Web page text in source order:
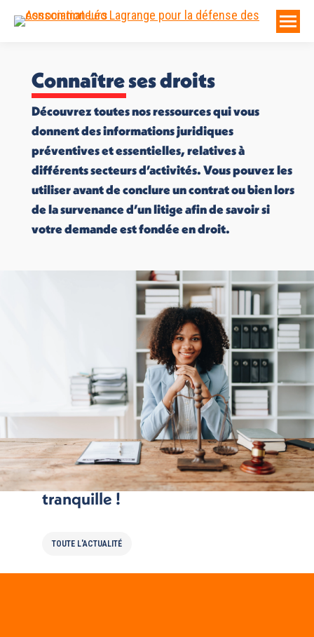
Connaître ses droits
Découvrez toutes nos ressources qui vous
donnent des informations juridiques
préventives et essentielles, relatives à
différents secteurs d’activités. Vous pouvez les
utiliser avant de conclure un contrat ou bien lors
de la survenance d’un litige afin de savoir si
votre demande est fondée en droit.
Partir en vacances, l’esprit
tranquille !
TOUTE L'ACTUALITÉ